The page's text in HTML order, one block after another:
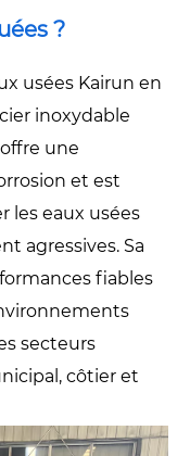
?
usées Kairun en
inoxydable
une
et est
les eaux usées
agressives. Sa
fiables
secteurs
côtier et